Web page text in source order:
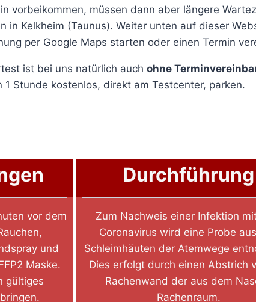
vorbeikommen, müssen dann aber längere
in Kelkheim (Taunus). Weiter unten auf dieser
per Google Maps starten oder einen Termin
ist bei uns natürlich auch ohne
1 Stunde kostenlos, direkt am Testcenter, parken.
vor dem
und
Maske.
gültiges
Durchführung
Zum Nachweis einer Infektion
Coronavirus wird eine Probe
Schleimhäuten der Atemwege
Dies erfolgt durch einen Abstrich
Rachenwand der aus dem
Rachenraum.